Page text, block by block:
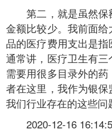
第二，就是虽然
金额比较少。我前面
品的医疗费用支出是
通常讲，医疗卫生有
需要用很多目录外的
者在这里，我作为银
我们行业存在的这些问
2020-12-16